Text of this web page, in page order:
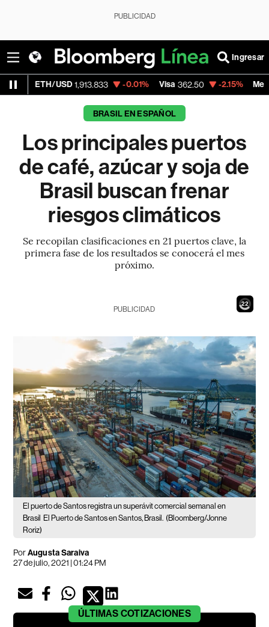
PUBLICIDAD
Ingresar
1,913.833 -0.01% Visa 362.50 -2.15% MercadoLibre
BRASIL EN ESPAÑOL
Los principales puertos
de café, azúcar y soja de
Brasil buscan frenar
riesgos climáticos
Se recopilan clasificaciones en 21 puertos clave, la
primera fase de los resultados se conocerá el mes
próximo.
20
PUBLICIDAD
El puerto de Santos registra un superávit comercial semanal en
Brasil El Puerto de Santos en Santos, Brasil. (Bloomberg/Jonne
Roriz)
PorAugusta Saraiva
27 de julio, 2021 | 01:24 PM
ÚLTIMAS COTIZACIONES